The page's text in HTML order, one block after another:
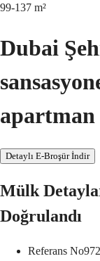
99-137 m²
Dubai
Detaylı E-Broşür İndir
Mülk
Doğrulandı
Referans No